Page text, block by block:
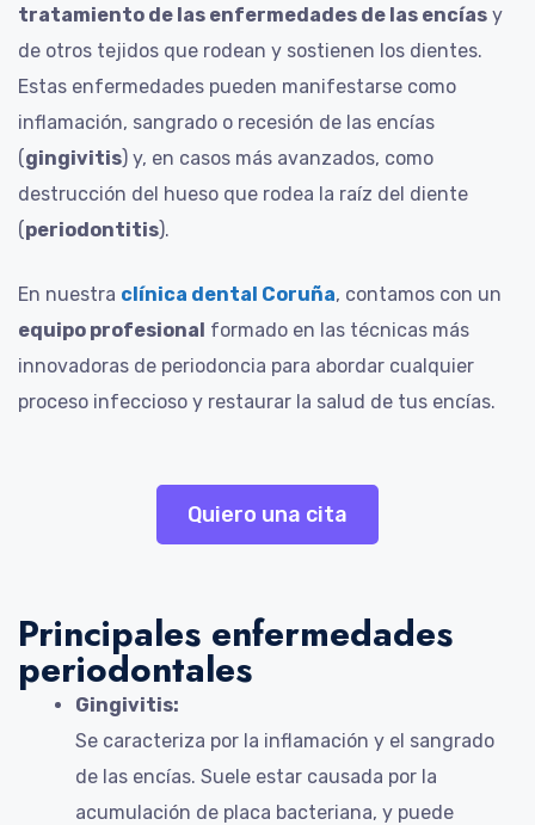
tratamiento de las enfermedades de las encías y
de otros tejidos que rodean y sostienen los dientes.
Estas enfermedades pueden manifestarse como
inflamación, sangrado o recesión de las encías
(gingivitis) y, en casos más avanzados, como
destrucción del hueso que rodea la raíz del diente
(periodontitis).
En nuestra clínica dental Coruña, contamos con un
equipo profesional formado en las técnicas más
innovadoras de periodoncia para abordar cualquier
proceso infeccioso y restaurar la salud de tus encías.
Quiero una cita
Principales enfermedades
periodontales
Gingivitis:
Se caracteriza por la inflamación y el sangrado
de las encías. Suele estar causada por la
acumulación de placa bacteriana, y puede